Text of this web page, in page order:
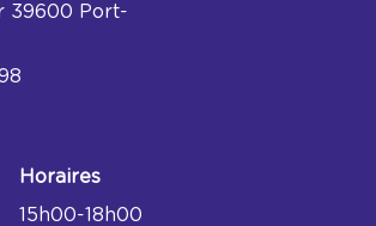
39600 Port-
Horaires
15h00-18h00